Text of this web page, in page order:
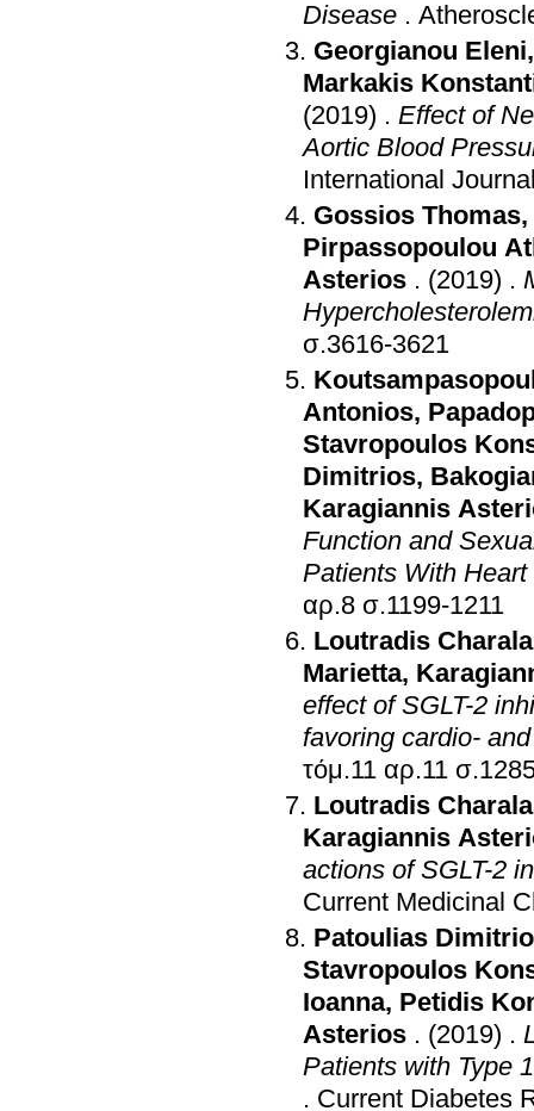
Disease .
Georgianou Eleni
Markakis
(2019) . Effect of
Aortic Blood
International
Gossios Thomas,
Pirpassopoulou
Asterios . (2019) .
σ.3616-3621
Antonios,
Stavropoulos
Dimitrios,
Karagiannis
Function and
Patients With Heart
αρ.8 σ.1199-1211
Loutradis
Marietta,
effect of SGLT-2
favoring cardio-
τόμ.11
Loutradis
Karagiannis
actions of SGLT-2
Current Medicinal
Patoulias
Stavropoulos
Ioanna, Petidis
Asterios . (2019) .
Patients with Type
. Current Diabetes